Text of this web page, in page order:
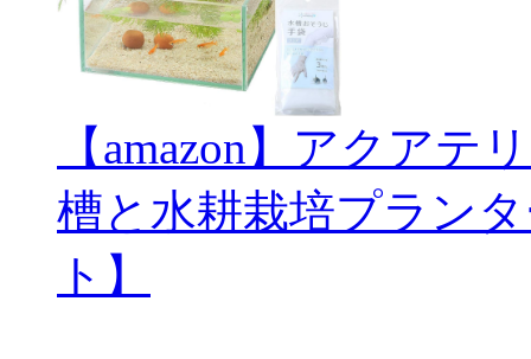
【amazon】アクアテ
槽と水耕栽培プラン
ト】